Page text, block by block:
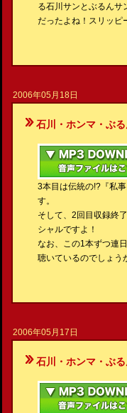
る石川サンとぶるんサ
だったよね！スリッピ
2006年05月18日
石川・ホンマ・ぶる
3本目は伝統の!?『私
す。
そして、2回目収録終
シャルですよ！
なお、この1本ずつ連
聴いているのでしょ
2006年05月17日
石川・ホンマ・ぶる